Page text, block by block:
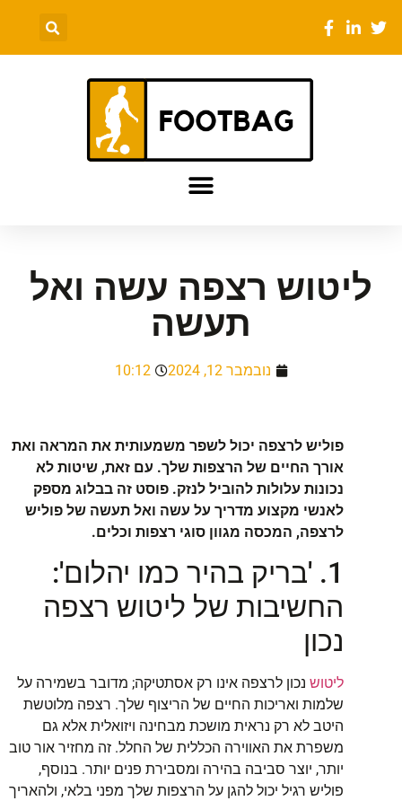
ליטוש רצפה עשה ואל
תעשה
נובמבר 12, 2024 10:12
פוליש לרצפה יכול לשפר משמעותית את המראה ואת
אורך החיים של הרצפות שלך. עם זאת, שיטות לא
נכונות עלולות להוביל לנזק. פוסט זה בבלוג מספק
לאנשי מקצוע מדריך על עשה ואל תעשה של פוליש
לרצפה, המכסה מגוון סוגי רצפות וכלים.
1. 'בריק בהיר כמו יהלום':
החשיבות של ליטוש רצפה
נכון
ליטוש נכון לרצפה אינו רק אסתטיקה; מדובר בשמירה על
שלמות ואריכות החיים של הריצוף שלך. רצפה מלוטשת
היטב לא רק נראית מושכת מבחינה ויזואלית אלא גם
משפרת את האווירה הכללית של החלל. זה מחזיר אור טוב
יותר, יוצר סביבה בהירה ומסבירת פנים יותר. בנוסף,
פוליש רגיל יכול להגן על הרצפות שלך מפני בלאי, ולהאריך